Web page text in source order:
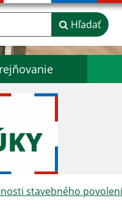
Hľadať
stavebného